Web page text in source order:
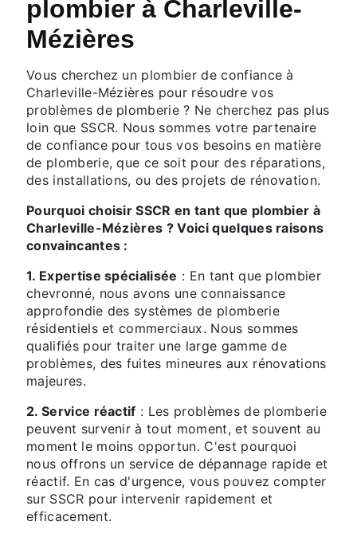
plombier à Charleville-
Mézières
Vous cherchez un plombier de confiance à
Charleville-Mézières pour résoudre vos
problèmes de plomberie ? Ne cherchez pas plus
loin que SSCR. Nous sommes votre partenaire
de confiance pour tous vos besoins en matière
de plomberie, que ce soit pour des réparations,
des installations, ou des projets de rénovation.
Pourquoi choisir SSCR en tant que plombier à
Charleville-Mézières ? Voici quelques raisons
convaincantes :
1. Expertise spécialisée : En tant que plombier
chevronné, nous avons une connaissance
approfondie des systèmes de plomberie
résidentiels et commerciaux. Nous sommes
qualifiés pour traiter une large gamme de
problèmes, des fuites mineures aux rénovations
majeures.
2. Service réactif : Les problèmes de plomberie
peuvent survenir à tout moment, et souvent au
moment le moins opportun. C'est pourquoi
nous offrons un service de dépannage rapide et
réactif. En cas d'urgence, vous pouvez compter
sur SSCR pour intervenir rapidement et
efficacement.